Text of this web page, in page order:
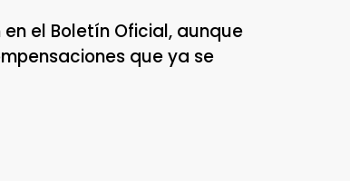
el Boletín Oficial, aunque
que ya se